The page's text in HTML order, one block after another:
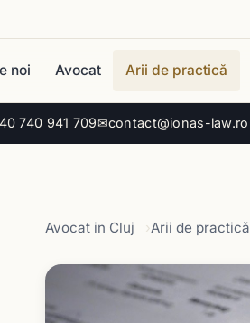
740 941 709✉contact@ionas-law.ro
noi Avocat Arii de practică
Avocat in Cluj Arii de practică